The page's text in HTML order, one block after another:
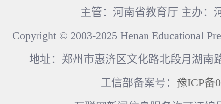
主管：河南省教育厅 主办：
Copyright © 2003-2025 Henan Educational
地址：郑州市惠济区文化路北段月湖南
工信部备案号： 豫ICP备